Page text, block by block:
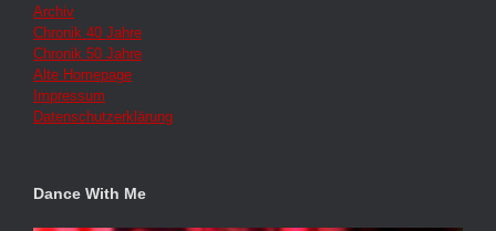
Archiv
Chronik 40 Jahre
Chronik 50 Jahre
Alte Homepage
Impressum
Datenschutzerklärung
Dance With Me